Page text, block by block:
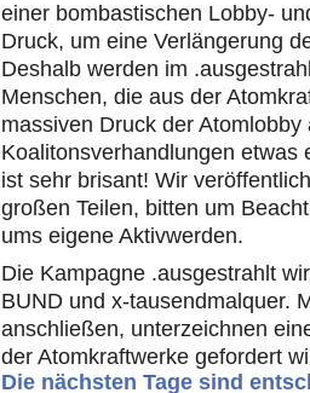
einer bombastischen Lobby-
Druck, um eine Verlängerung
Deshalb werden im
Menschen, die aus der
massiven Druck der
Koalitonsverhandlungen etwas
ist sehr brisant! Wir
großen Teilen, bitten um
ums eigene Aktivwerden.
Die Kampagne .ausgestrahlt
BUND und x-tausendmalquer.
anschließen, unterzeichnen
der Atomkraftwerke gefordert
Die nächsten Tage sind